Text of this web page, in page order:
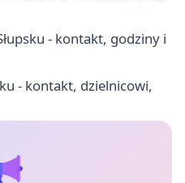
- kontakt, godziny i
- kontakt, dzielnicowi,